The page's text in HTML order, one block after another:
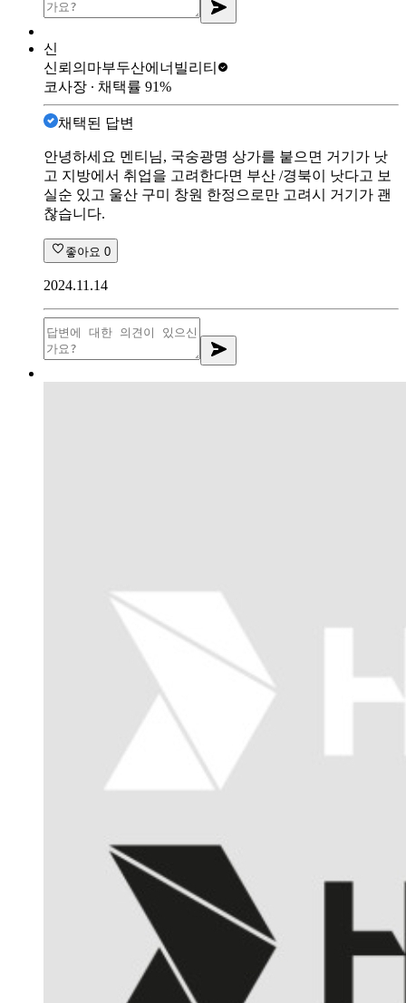
신
신뢰의마부두산에너빌리티
코사장 ∙ 채택률 91%
채택된 답변
안녕하세요 멘티님, 국숭광명 상가를 붙으면 거기가 낫
고 지방에서 취업을 고려한다면 부산 /경북이 낫다고 보
실순 있고 울산 구미 창원 한정으로만 고려시 거기가 괜
찮습니다.
좋아요 0
2024.11.14